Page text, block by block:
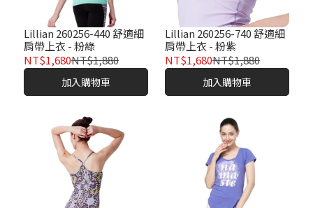
Lillian 260256-440 舒適細
肩帶上衣 - 粉綠
NT$1,680NT$1,880
加入購物車
Lillian 260256-740 舒適細
肩帶上衣 - 粉紫
NT$1,680NT$1,880
加入購物車